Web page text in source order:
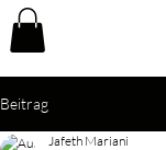
Beitrag
Jafeth Mariani